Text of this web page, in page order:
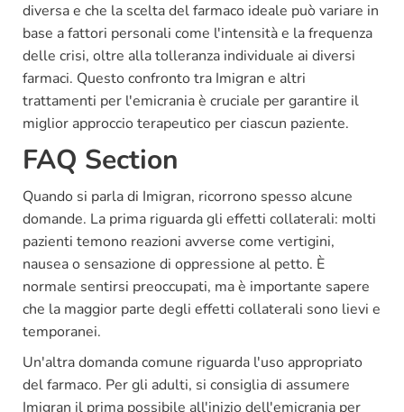
diversa e che la scelta del farmaco ideale può variare in
base a fattori personali come l'intensità e la frequenza
delle crisi, oltre alla tolleranza individuale ai diversi
farmaci. Questo confronto tra Imigran e altri
trattamenti per l'emicrania è cruciale per garantire il
miglior approccio terapeutico per ciascun paziente.
FAQ Section
Quando si parla di Imigran, ricorrono spesso alcune
domande. La prima riguarda gli effetti collaterali: molti
pazienti temono reazioni avverse come vertigini,
nausea o sensazione di oppressione al petto. È
normale sentirsi preoccupati, ma è importante sapere
che la maggior parte degli effetti collaterali sono lievi e
temporanei.
Un'altra domanda comune riguarda l'uso appropriato
del farmaco. Per gli adulti, si consiglia di assumere
Imigran il prima possibile all'inizio dell'emicrania per